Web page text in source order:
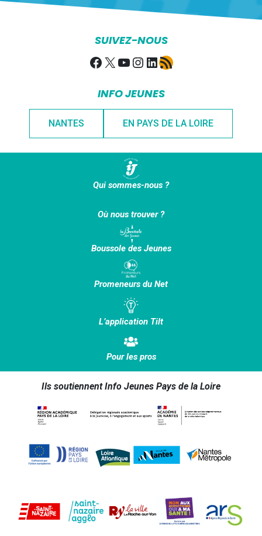
SUIVEZ-NOUS
Facebook
X YouTube
Instagram
LinkedIn
Flux RSS
INFO JEUNES
NANTES EN PAYS DE LA LOIRE
Qui sommes-nous ?
Où nous trouver ?
Boussole des Jeunes
Promeneurs du Net
L’application Tilt
Pour les pros
Ils soutiennent Info Jeunes Pays de la Loire